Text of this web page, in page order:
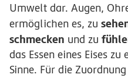
Umwelt dar. Augen,
ermöglichen es, zu
schmecken und zu
das Essen eines Eises
Sinne. Für die